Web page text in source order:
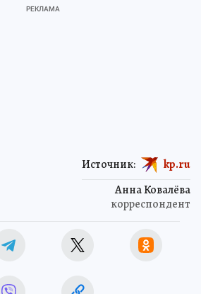
Анна Ковалёва
корреспондент
Источник: kp.ru